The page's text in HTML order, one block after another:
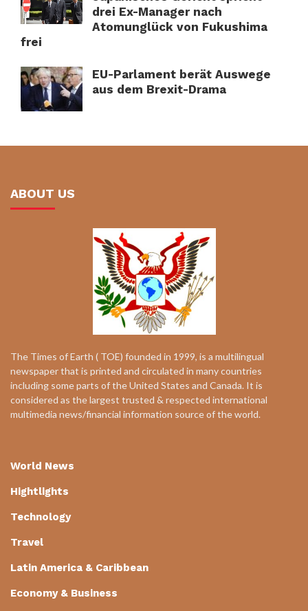
drei Ex-Manager nach
Atomunglück von Fukushima
frei
EU-Parlament berät Auswege
aus dem Brexit-Drama
ABOUT US
The Times of Earth ( TOE) founded in 1999, is a multilingual
newspaper that is printed and circulated in many countries
including some parts of the United States and Canada. It is
considered as the largest trusted & respected international
multimedia news/financial information source of the world.
World News
Hightlights
Technology
Travel
Latin America & Caribbean
Economy & Business